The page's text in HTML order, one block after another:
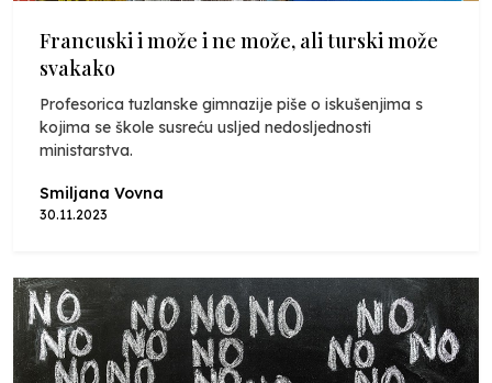
Francuski i može i ne može, ali turski može
svakako
Profesorica tuzlanske gimnazije piše o iskušenjima s
kojima se škole susreću usljed nedosljednosti
ministarstva.
Smiljana Vovna
30.11.2023